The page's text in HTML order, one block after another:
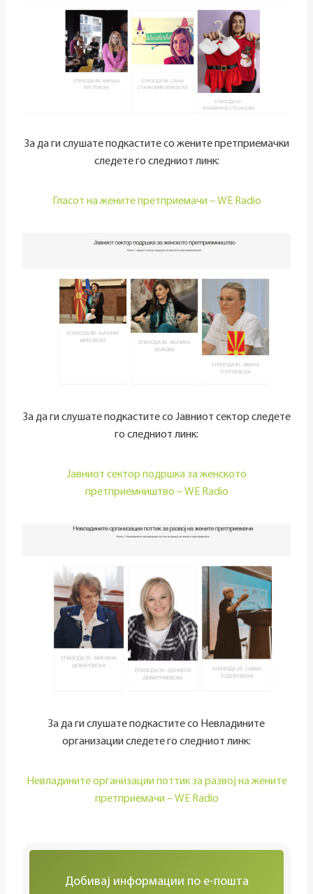
За да ги слушате подкастите со жените претприемачки
следете го следниот линк:
Гласот на жените претприемачи – WE Radio
За да ги слушате подкастите со Јавниот сектор следете
го следниот линк:
Јавниот сектор подршка за женското
претприемништво – WE Radio
За да ги слушате подкастите со Невладините
организации следете го следниот линк:
Невладините организации поттик за развој на жените
претприемачи – WE Radio
Добивај информации по е-пошта